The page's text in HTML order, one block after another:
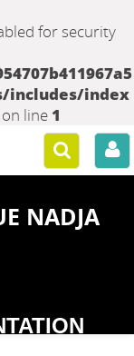
for security
includes/index
on line 1
NADJA